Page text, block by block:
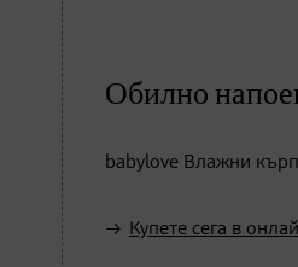
Обилно
babylove Влажни
Купете сега в